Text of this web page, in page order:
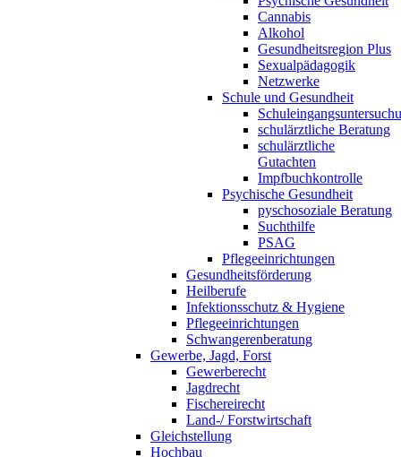
Cannabis
Alkohol
Gesundheitsregion Plus
Sexualpädagogik
Netzwerke
Schule und Gesundheit
schulärztliche Beratung
schulärztliche
Gutachten
Impfbuchkontrolle
Psychische Gesundheit
pyschosoziale Beratung
Suchthilfe
PSAG
Pflegeeinrichtungen
Gesundheitsförderung
Heilberufe
Infektionsschutz & Hygiene
Pflegeeinrichtungen
Schwangerenberatung
Gewerbe, Jagd, Forst
Gewerberecht
Jagdrecht
Fischereirecht
Land-/ Forstwirtschaft
Gleichstellung
Hochbau